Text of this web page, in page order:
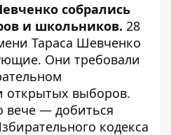
собрались
и школьников. 28
Тараса Шевченко
Они требовали
открытых выборов.
вече — добиться
кодекса